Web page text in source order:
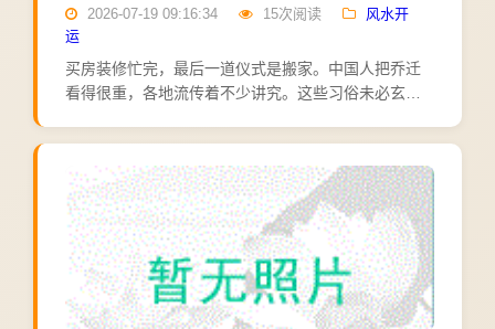
2026-07-19 09:16:34 15次阅读
风水开
运
买房装修忙完，最后一道仪式是搬家。中国人把乔迁
看得很重，各地流传着不少讲究。这些习俗未必玄
统上搬家要选黄道吉日，避开与家人生肖相冲的日
子，民间最常用的说法...